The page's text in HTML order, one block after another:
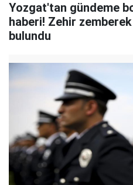
Yozgat'tan gündeme
haberi! Zehir
bulundu